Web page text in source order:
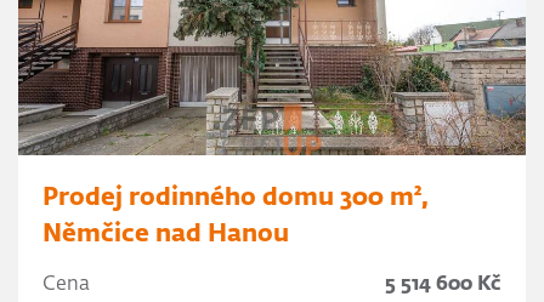
Prodej rodinného domu 300 m²,
Němčice nad Hanou
Cena 5 514 600 Kč